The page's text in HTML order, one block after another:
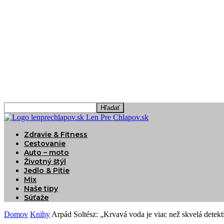
Len Pre Chlapov.sk
Zdravie & Fitness
Cestovanie
Auto – moto
Životný štýl
Jedlo & Pitie
Mix
Naše tipy
Súťaže
Domov Knihy Arpád Soltész: „Krvavá voda je viac než skvelá